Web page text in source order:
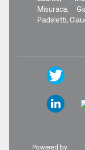
Misuraca,
Padeletti,
Powered by